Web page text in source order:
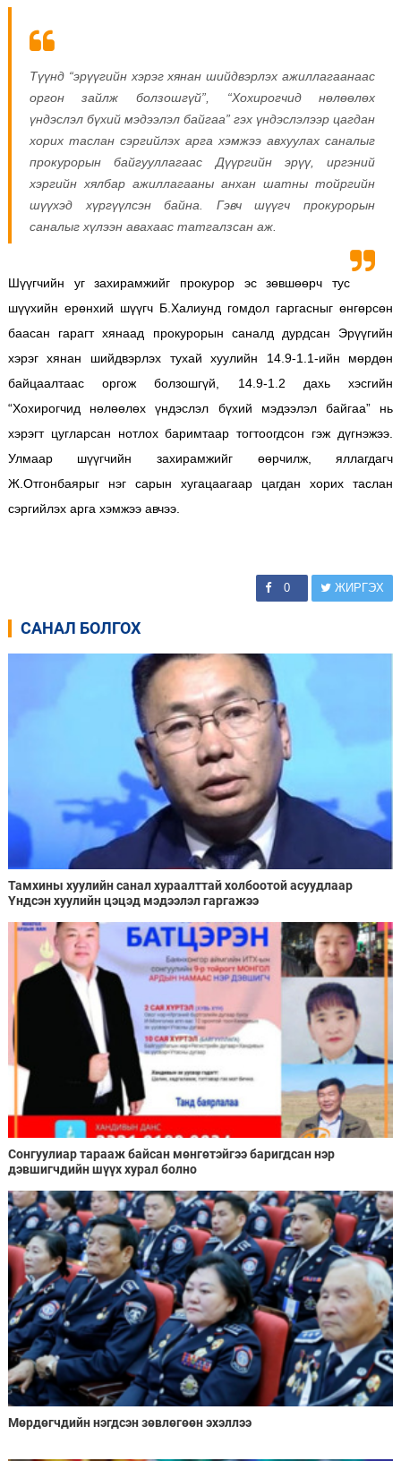
Түүнд “эрүүгийн хэрэг хянан шийдвэрлэх ажиллагаанаас
оргон зайлж болзошгүй”, “Хохирогчид нөлөөлөх
үндэслэл бүхий мэдээлэл байгаа” гэх үндэслэлээр цагдан
хорих таслан сэргийлэх арга хэмжээ авхуулах саналыг
прокурорын байгууллагаас Дүүргийн эрүү, иргэний
хэргийн хялбар ажиллагааны анхан шатны тойргийн
шүүхэд хүргүүлсэн байна. Гэвч шүүгч прокурорын
саналыг хүлээн авахаас татгалзсан аж.
Шүүгчийн уг захирамжийг прокурор эс зөвшөөрч тус
шүүхийн ерөнхий шүүгч Б.Халиунд гомдол гаргасныг өнгөрсөн
баасан гарагт хянаад прокурорын саналд дурдсан Эрүүгийн
хэрэг хянан шийдвэрлэх тухай хуулийн 14.9-1.1-ийн мөрдөн
байцаалтаас оргож болзошгүй, 14.9-1.2 дахь хэсгийн
“Хохирогчид нөлөөлөх үндэслэл бүхий мэдээлэл байгаа” нь
хэрэгт цугларсан нотлох баримтаар тогтоогдсон гэж дүгнэжээ.
Улмаар шүүгчийн захирамжийг өөрчилж, яллагдагч
Ж.Отгонбаярыг нэг сарын хугацаагаар цагдан хорих таслан
сэргийлэх арга хэмжээ авчээ.
0 ЖИРГЭХ
САНАЛ БОЛГОХ
Тамхины хуулийн санал хураалттай холбоотой асуудлаар
Үндсэн хуулийн цэцэд мэдээлэл гаргажээ
Сонгуулиар тарааж байсан мөнгөтэйгээ баригдсан нэр
дэвшигчдийн шүүх хурал болно
Мөрдөгчдийн нэгдсэн зөвлөгөөн эхэллээ